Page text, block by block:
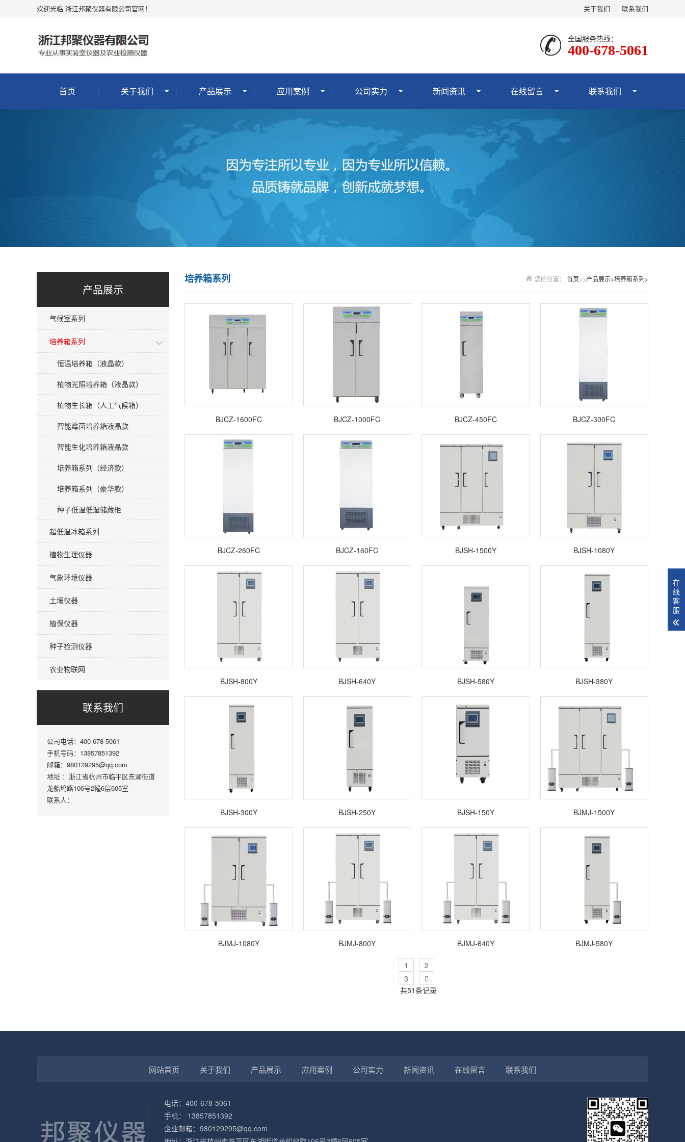
关于我们 联系我们
欢迎光临 浙江邦聚仪器有限公司官网！
全国服务热线：
400-678-5061
首页 关于我们 产品展示 应用案例 公司实力 新闻资讯 在线留言 联系我们
产品展示
气候室系列
培养箱系列
恒温培养箱（液晶款）
植物光照培养箱（液晶款）
植物生长箱（人工气候箱）
智能霉菌培养箱液晶款
智能生化培养箱液晶款
培养箱系列（经济款）
培养箱系列（豪华款）
种子低温低湿储藏柜
超低温冰箱系列
植物生理仪器
气象环境仪器
土壤仪器
植保仪器
种子检测仪器
农业物联网
联系我们
公司电话：400-678-5061
手机号码：13857851392
邮箱：980129295@qq.com
地址 ：浙江省杭州市临平区东湖街道
龙船坞路106号2幢6层605室
联系人：
您的位置： 首页>>产品展示>培养箱系列>
培养箱系列
BJCZ-1600FC BJCZ-1000FC BJCZ-450FC BJCZ-300FC
BJCZ-260FC BJCZ-160FC BJSH-1500Y BJSH-1080Y
BJSH-800Y BJSH-640Y BJSH-580Y BJSH-380Y
BJSH-300Y BJSH-250Y BJSH-150Y BJMJ-1500Y
BJMJ-1080Y BJMJ-800Y BJMJ-640Y BJMJ-580Y
1
2
3

共51条记录
网站首页 关于我们 产品展示 应用案例 公司实力 新闻资讯 在线留言 联系我们
电话：400-678-5061
手机： 13857851392
企业邮箱：980129295@qq.com
在
线
客
服